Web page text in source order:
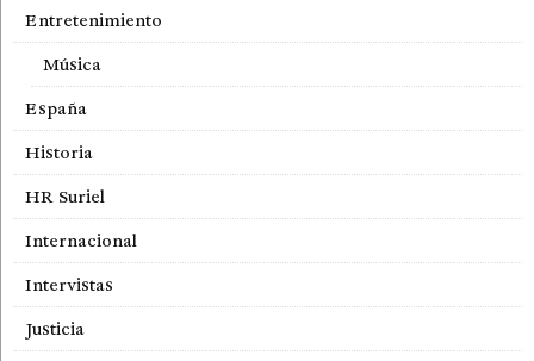
Entretenimiento
Música
España
Historia
HR Suriel
Internacional
Intervistas
Justicia